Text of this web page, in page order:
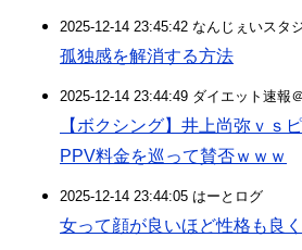
2025-12-14 23:45:42 なんじぇいスタ
孤独感を解消する方法
2025-12-14 23:44:49 ダイエット速報
【ボクシング】井上尚弥ｖｓ
PPV料金を巡って賛否ｗｗｗ
2025-12-14 23:44:05 はーとログ
女って顔が良いほど性格も良